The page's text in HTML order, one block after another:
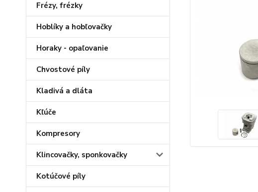
Frézy, frézky
Hoblíky a hobľovačky
Horaky - opaľovanie
Chvostové píly
Kladivá a dláta
Kľúče
Kompresory
Klincovačky, sponkovačky
Kotúčové píly